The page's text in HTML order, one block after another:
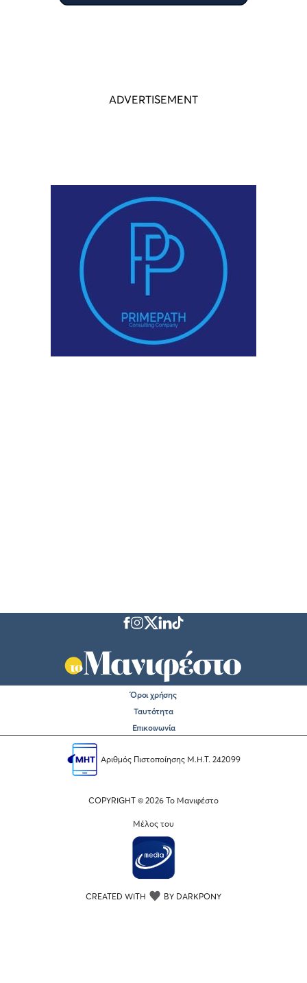
Όροι χρήσης
Ταυτότητα
Επικοινωνία
Αριθμός Πιστοποίησης Μ.Η.Τ. 242099
COPYRIGHT © 2026 Το Μανιφέστο
Μέλος του
CREATED WITH BY DARKPONY